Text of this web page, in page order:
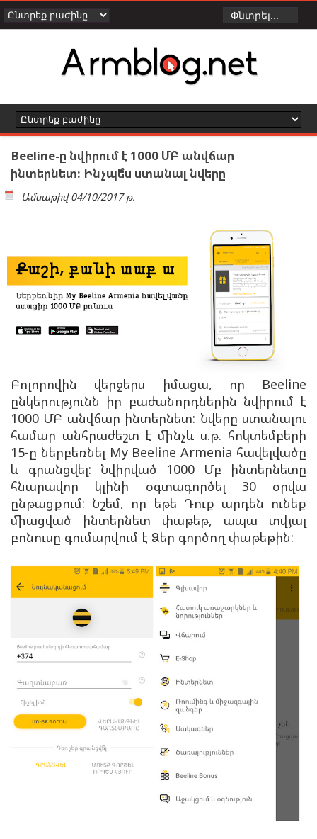
Beeline-ը նվիրում է 1000 ՄԲ անվճար
ինտերնետ: Ինչպե՞ս ստանալ նվերը
Ամսաթիվ 04/10/2017 թ.
Բոլորովին վերջերս իմացա, որ Beeline
ընկերությունն իր բաժանորդներին նվիրում է
1000 ՄԲ անվճար ինտերնետ: Նվերը ստանալու
համար անհրաժեշտ է մինչև ս.թ. հոկտեմբերի
15-ը ներբեռնել My Beeline Armenia հավելվածը
և գրանցվել: Նվիրված 1000 Մբ ինտերնետը
հնարավոր կլինի օգտագործել 30 օրվա
ընթացքում: Նշեմ, որ եթե Դուք արդեն ունեք
միացված ինտերնետ փաթեթ, ապա տվյալ
բոնուսը գումարվում է Ձեր գործող փաթեթին: